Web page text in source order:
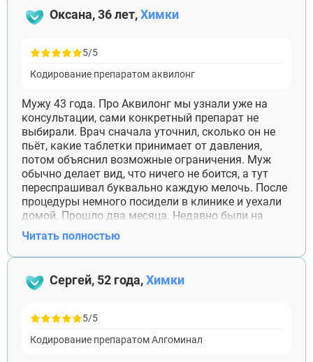
несколько минут, после этого всё-таки зашёл.
процедуры.
Оксана, 36 лет,Химки
5/5
Кодирование препаратом аквилонг
Мужу 43 года. Про Аквилонг мы узнали уже на
консультации, сами конкретный препарат не
выбирали. Врач сначала уточнил, сколько он не
пьёт, какие таблетки принимает от давления,
потом объяснил возможные ограничения. Муж
обычно делает вид, что ничего не боится, а тут
переспрашивал буквально каждую мелочь. После
процедуры немного посидели в клинике и уехали
домой. Прошло два месяца. Недавно были на
юбилее у родственников, он заранее попросил не
уговаривать его «хотя бы пригубить». Спасибо
врачу, что объяснил всё так, что муж наконец сам
начал относиться к кодированию серьёзно.
Читать полностью
Сергей, 52 года,Химки
5/5
Кодирование препаратом Алгоминал